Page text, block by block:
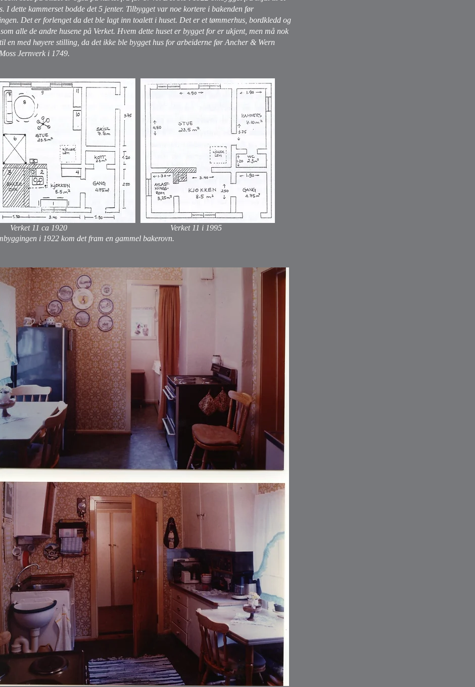
I dette kammerset bodde det 5 jenter. Tilbygget var noe kortere i bakenden før
Det er forlenget da det ble lagt inn toalett i huset. Det er et tømmerhus, bordkledd og
alle de andre husene på Verket. Hvem dette huset er bygget for er ukjent, men må nok
en med høyere stilling, da det ikke ble bygget hus for arbeiderne før Ancher & Wern
Jernverk i 1749.
Verket 11 ca 1920 Verket 11 i 1995
i 1922 kom det fram en gammel bakerovn.